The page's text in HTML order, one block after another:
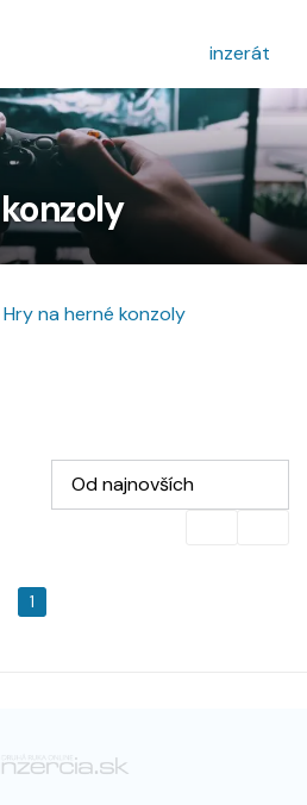
inzerát
Hry na herné konzoly
Od najnovších
1